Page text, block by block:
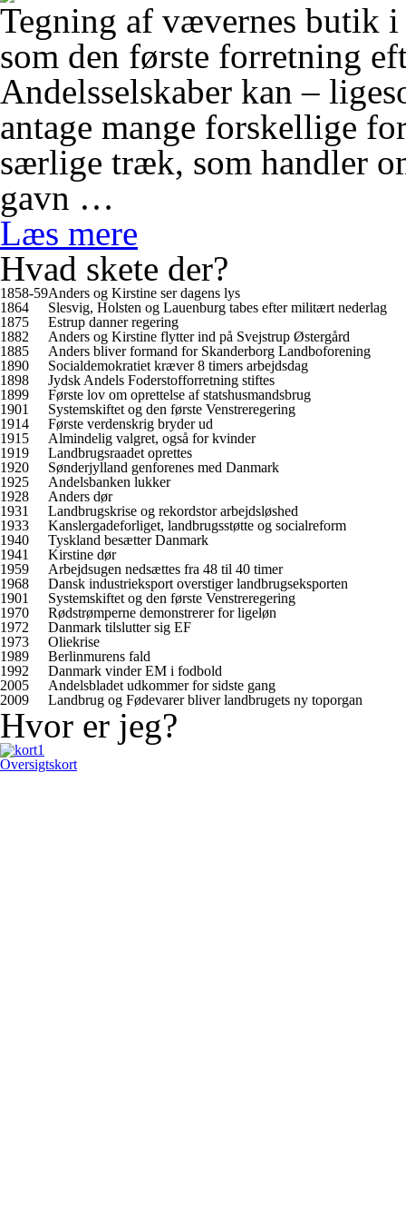
Tegning af vævernes butik i
som den første forretning
Andelsselskaber kan –
antage mange forskellige
særlige træk, som handler
gavn …
Læs mere
Hvad skete der?
1858-59Anders og Kirstine ser dagens lys
1864
Slesvig, Holsten og Lauenburg tabes efter militært nederlag
1875
Estrup danner regering
1882
Anders og Kirstine flytter ind på Svejstrup Østergård
1885
Anders bliver formand for Skanderborg Landboforening
1890
Socialdemokratiet kræver 8 timers arbejdsdag
1898
Jydsk Andels Foderstofforretning stiftes
1899
Første lov om oprettelse af statshusmandsbrug
1901
Systemskiftet og den første Venstreregering
1914
Første verdenskrig bryder ud
1915
Almindelig valgret, også for kvinder
1919
Landbrugsraadet oprettes
1920
Sønderjylland genforenes med Danmark
1925
Andelsbanken lukker
1928
Anders dør
1931
Landbrugskrise og rekordstor arbejdsløshed
1933
Kanslergadeforliget, landbrugsstøtte og socialreform
1940
Tyskland besætter Danmark
1941
Kirstine dør
1959
Arbejdsugen nedsættes fra 48 til 40 timer
1968
Dansk industrieksport overstiger landbrugseksporten
1901
Systemskiftet og den første Venstreregering
1970
Rødstrømperne demonstrerer for ligeløn
1972
Danmark tilslutter sig EF
1973
Oliekrise
1989
Berlinmurens fald
1992
Danmark vinder EM i fodbold
2005
Andelsbladet udkommer for sidste gang
2009
Landbrug og Fødevarer bliver landbrugets ny toporgan
Hvor er jeg?
Oversigtskort